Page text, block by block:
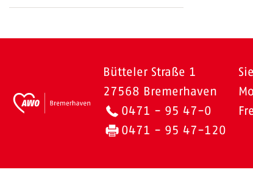
Bütteler Straße 1
27568 Bremerhaven
0471 - 95 47-0
0471 - 95 47-120